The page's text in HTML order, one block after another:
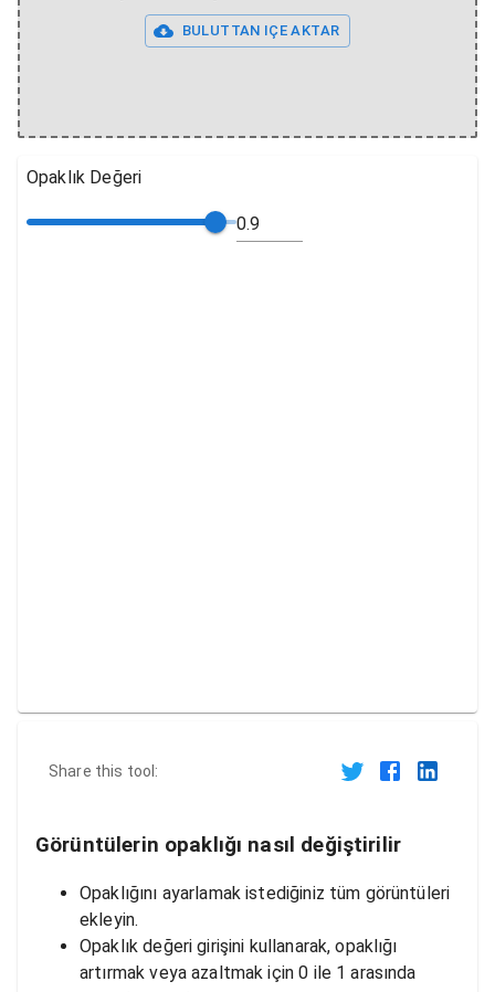
BULUTTAN IÇE AKTAR
Opaklık Değeri
Share this tool:
Görüntülerin opaklığı nasıl değiştirilir
Opaklığını ayarlamak istediğiniz tüm görüntüleri
ekleyin.
Opaklık değeri girişini kullanarak, opaklığı
artırmak veya azaltmak için 0 ile 1 arasında